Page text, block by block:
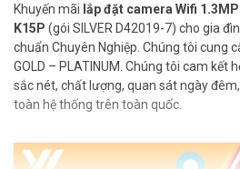
Khuyến mãi lắp đặt camera Wifi 1.3MP
K15P (gói SILVER D42019-7) cho gia
chuẩn Chuyên Nghiệp. Chúng tôi cung
GOLD – PLATINUM. Chúng tôi cam kết
sắc nét, chất lượng, quan sát ngày
toàn hệ thống trên toàn quốc.